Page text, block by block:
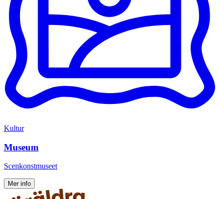
Kultur
Museum
Scenkonstmuseet
Mer info